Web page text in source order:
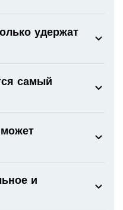
удержат
самый
и